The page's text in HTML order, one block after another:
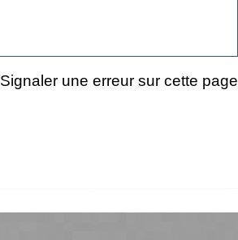
Signaler une erreur sur cette page